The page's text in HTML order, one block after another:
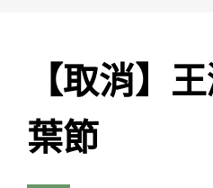
【取消】
葉節